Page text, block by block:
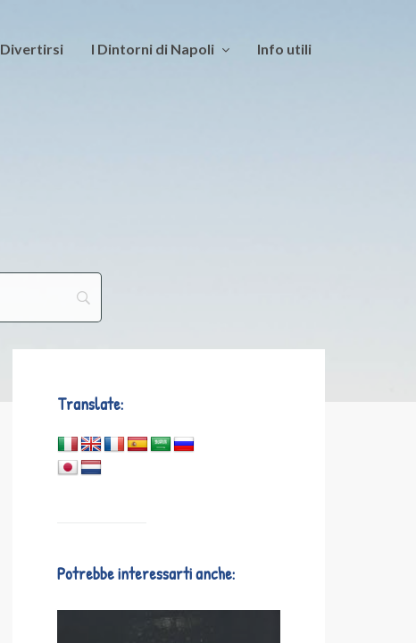
Divertirsi I Dintorni di Napoli Info utili
Translate:
Potrebbe interessarti anche: